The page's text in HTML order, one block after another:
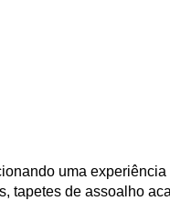
uma
de assoalho